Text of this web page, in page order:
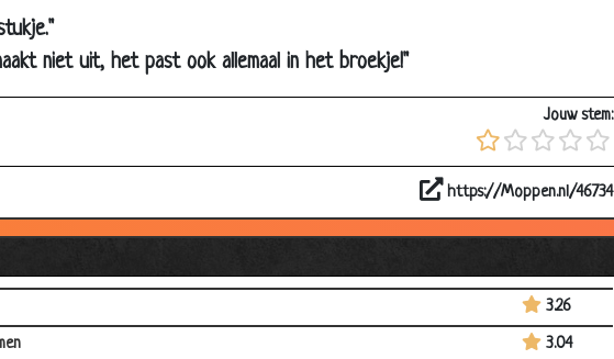
niet uit, het past ook allemaal in het broekje!"
Jouw stem:
https://Moppen.nl/46734
3.51
3.14
3.81
3.26
3.04